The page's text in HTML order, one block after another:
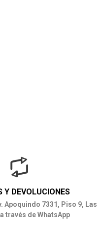
Y DEVOLUCIONES
Apoquindo 7331, Piso 9, Las
través de WhatsApp